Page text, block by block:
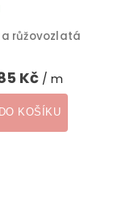
růžovozlatá
Kč / m
DO KOŠÍKU